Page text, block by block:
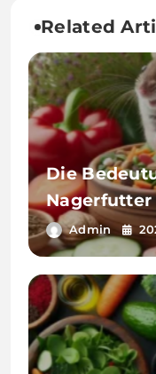
Related
Die
Nagerfutter
vonAdmin